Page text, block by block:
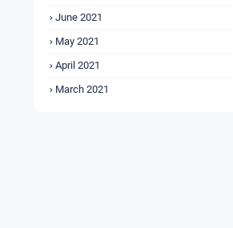
June 2021
May 2021
April 2021
March 2021